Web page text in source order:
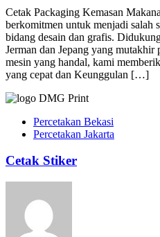
Cetak Packaging Kemasan
berkomitmen untuk menjadi salah
bidang desain dan grafis.
Jerman dan Jepang yang mutakhir
mesin yang handal, kami
yang cepat dan Keunggulan […]
Percetakan Bekasi
Percetakan Jakarta
Cetak Stiker